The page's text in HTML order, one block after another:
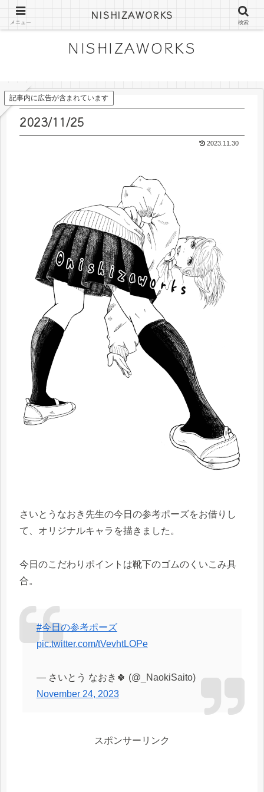
にしざわみつきの絵日記やフリー素材
NISHIZAWORKS
記事内に広告が含まれています
2023/11/25
2023.11.30
さいとうなおき先生の今日の参考ポーズをお借りし
て、オリジナルキャラを描きました。
今日のこだわりポイントは靴下のゴムのくいこみ具
合。
#今日の参考ポーズ
pic.twitter.com/tVevhtLOPe
— さいとう なおき🍀 (@_NaokiSaito)
November 24, 2023
スポンサーリンク
メニュー
NISHIZAWORKS
検索